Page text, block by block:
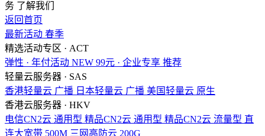
务 了解我们
返回首页
最新活动 春季
精选活动专区 · ACT
弹性 · 年付活动 NEW 99元 · 企业专享 推荐
轻量云服务器 · SAS
香港轻量云 广播 日本轻量云 广播 美国轻量云 原生
香港云服务器 · HKV
电信CN2云 通用型 精品CN2云 通用型 精品CN2云 流量型 直
连大宽带 500M 三网高防云 200G